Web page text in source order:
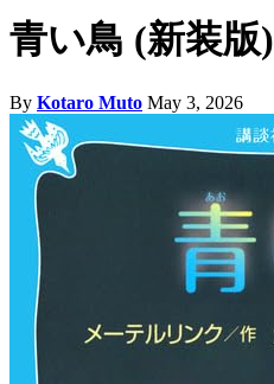
青い鳥 (新装版)
By Kotaro Muto May 3, 2026